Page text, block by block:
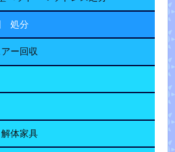
処分
ー回収
体家具